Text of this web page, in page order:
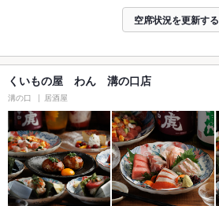
空席状況を更新する
くいもの屋 わん 溝の口店
溝の口 居酒屋